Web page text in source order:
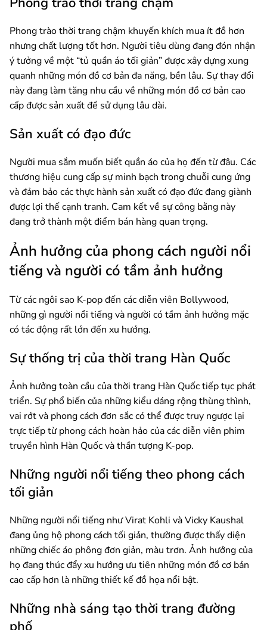
Phong trào thời trang chậm khuyến khích mua ít đồ hơn
nhưng chất lượng tốt hơn. Người tiêu dùng đang đón nhận
ý tưởng về một “tủ quần áo tối giản” được xây dựng xung
quanh những món đồ cơ bản đa năng, bền lâu. Sự thay đổi
này đang làm tăng nhu cầu về những món đồ cơ bản cao
cấp được sản xuất để sử dụng lâu dài.
Sản xuất có đạo đức
Người mua sắm muốn biết quần áo của họ đến từ đâu. Các
thương hiệu cung cấp sự minh bạch trong chuỗi cung ứng
và đảm bảo các thực hành sản xuất có đạo đức đang giành
được lợi thế cạnh tranh. Cam kết về sự công bằng này
đang trở thành một điểm bán hàng quan trọng.
Ảnh hưởng của phong cách người nổi
tiếng và người có tầm ảnh hưởng
Từ các ngôi sao K-pop đến các diễn viên Bollywood,
những gì người nổi tiếng và người có tầm ảnh hưởng mặc
có tác động rất lớn đến xu hướng.
Sự thống trị của thời trang Hàn Quốc
Ảnh hưởng toàn cầu của thời trang Hàn Quốc tiếp tục phát
triển. Sự phổ biến của những kiểu dáng rộng thùng thình,
vai rớt và phong cách đơn sắc có thể được truy ngược lại
trực tiếp từ phong cách hoàn hảo của các diễn viên phim
truyền hình Hàn Quốc và thần tượng K-pop.
Những người nổi tiếng theo phong cách
tối giản
Những người nổi tiếng như Virat Kohli và Vicky Kaushal
đang ủng hộ phong cách tối giản, thường được thấy diện
những chiếc áo phông đơn giản, màu trơn. Ảnh hưởng của
họ đang thúc đẩy xu hướng ưu tiên những món đồ cơ bản
cao cấp hơn là những thiết kế đồ họa nổi bật.
Những nhà sáng tạo thời trang đường
phố